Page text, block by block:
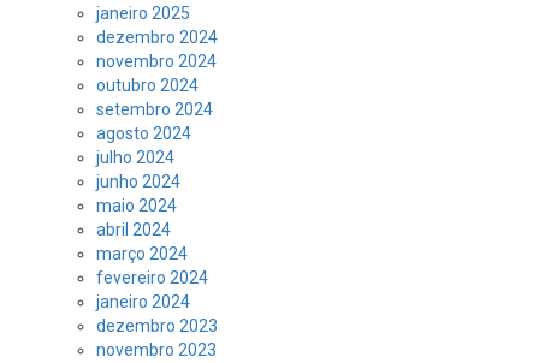
janeiro 2025
dezembro 2024
novembro 2024
outubro 2024
setembro 2024
agosto 2024
julho 2024
junho 2024
maio 2024
abril 2024
março 2024
fevereiro 2024
janeiro 2024
dezembro 2023
novembro 2023